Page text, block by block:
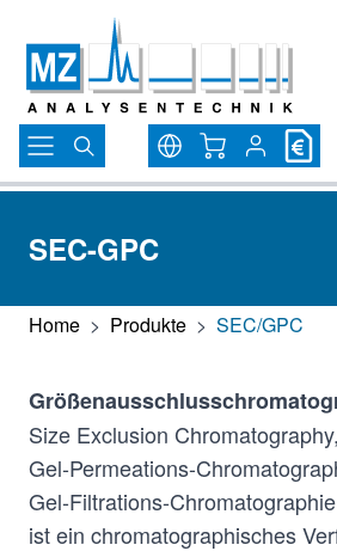
Direkt zum Inhalt
Warenkorb
SEC-GPC
Home > Produkte > SEC/GPC
Size Exclusion
Gel-Permeations-
Gel-Filtrations-
ist ein chromatographisches